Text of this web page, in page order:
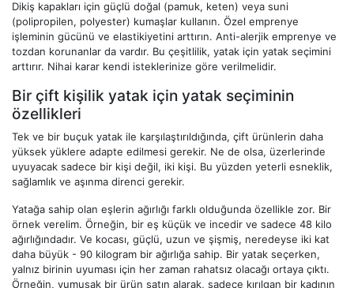
Dikiş kapakları için güçlü doğal (pamuk, keten) veya suni
(polipropilen, polyester) kumaşlar kullanın. Özel emprenye
işleminin gücünü ve elastikiyetini arttırın. Anti-alerjik emprenye ve
tozdan korunanlar da vardır. Bu çeşitlilik, yatak için yatak seçimini
arttırır. Nihai karar kendi isteklerinize göre verilmelidir.
Bir çift kişilik yatak için yatak seçiminin
özellikleri
Tek ve bir buçuk yatak ile karşılaştırıldığında, çift ürünlerin daha
yüksek yüklere adapte edilmesi gerekir. Ne de olsa, üzerlerinde
uyuyacak sadece bir kişi değil, iki kişi. Bu yüzden yeterli esneklik,
sağlamlık ve aşınma direnci gerekir.
Yatağa sahip olan eşlerin ağırlığı farklı olduğunda özellikle zor. Bir
örnek verelim. Örneğin, bir eş küçük ve incedir ve sadece 48 kilo
ağırlığındadır. Ve kocası, güçlü, uzun ve şişmiş, neredeyse iki kat
daha büyük - 90 kilogram bir ağırlığa sahip. Bir yatak seçerken,
yalnız birinin uyuması için her zaman rahatsız olacağı ortaya çıktı.
Örneğin, yumuşak bir ürün satın alarak, sadece kırılgan bir kadının